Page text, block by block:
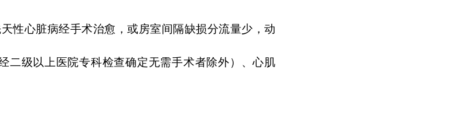
性心脏病经手术治愈，或房室间隔缺损分流量少，动
二级以上医院专科检查确定无需手术者除外）、心肌